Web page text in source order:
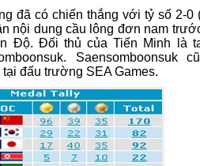
đã có chiến thắng với tỷ số 2-0
nội dung cầu lông đơn nam
Độ. Đối thủ của Tiến Minh là
Saensomboonsuk
đấu trường SEA Games.